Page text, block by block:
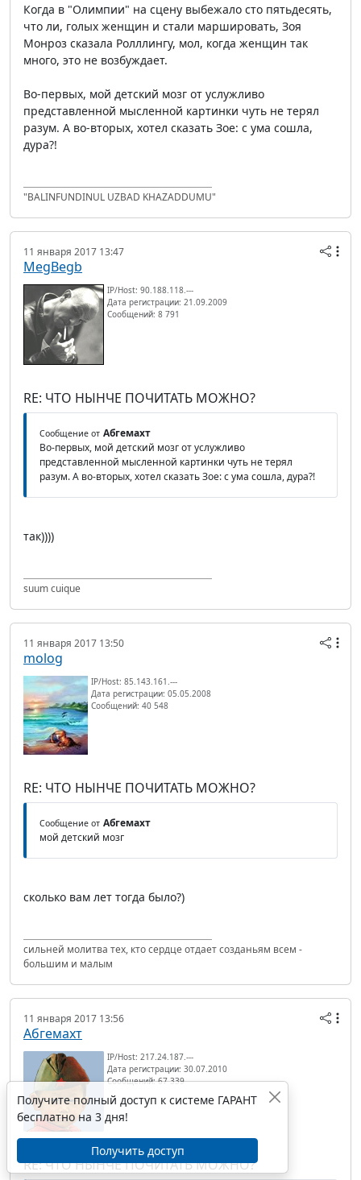
Когда в "Олимпии" на сцену выбежало сто пятьдесять,
что ли, голых женщин и стали маршировать, Зоя
Монроз сказала Ролллингу, мол, когда женщин так
много, это не возбуждает.
Во-первых, мой детский мозг от услужливо
представленной мысленной картинки чуть не терял
разум. А во-вторых, хотел сказать Зое: с ума сошла,
дура?!
"BALINFUNDINUL UZBAD KHAZADDUMU"
11 января 2017 13:47
MegBegb
IP/Host: 90.188.118.---
Дата регистрации: 21.09.2009
Сообщений: 8 791
RE: ЧТО НЫНЧЕ ПОЧИТАТЬ МОЖНО?
Сообщение от Абгемахт
Во-первых, мой детский мозг от услужливо
представленной мысленной картинки чуть не терял
разум. А во-вторых, хотел сказать Зое: с ума сошла, дура?!
так))))
suum cuique
11 января 2017 13:50
molog
IP/Host: 85.143.161.---
Дата регистрации: 05.05.2008
Сообщений: 40 548
RE: ЧТО НЫНЧЕ ПОЧИТАТЬ МОЖНО?
Сообщение от Абгемахт
мой детский мозг
сколько вам лет тогда было?)
сильней молитва тех, кто сердце отдает созданьям всем -
большим и малым
11 января 2017 13:56
Абгемахт
IP/Host: 217.24.187.---
Дата регистрации: 30.07.2010
Сообщений: 67 339
RE: ЧТО НЫНЧЕ ПОЧИТАТЬ МОЖНО?
Получите полный доступ к системе ГАРАНТ
бесплатно на 3 дня!
Получить доступ